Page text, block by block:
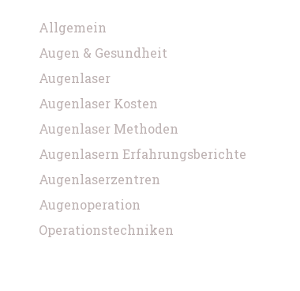
Allgemein
Augen & Gesundheit
Augenlaser
Augenlaser Kosten
Augenlaser Methoden
Augenlasern Erfahrungsberichte
Augenlaserzentren
Augenoperation
Operationstechniken